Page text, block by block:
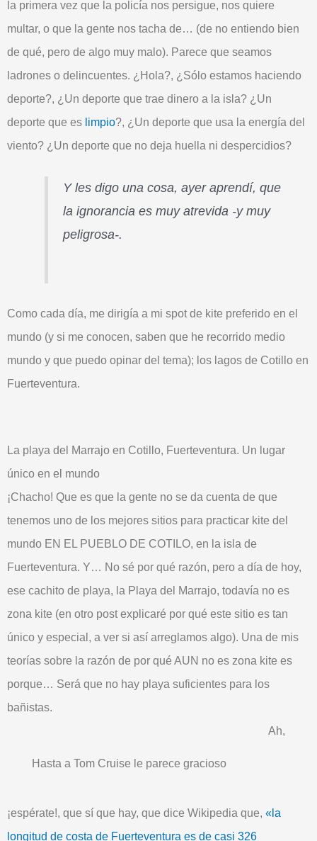
la primera vez que la policía nos persigue, nos quiere
multar, o que la gente nos tacha de… (de no entiendo bien
de qué, pero de algo muy malo). Parece que seamos
ladrones o delincuentes. ¿Hola?, ¿Sólo estamos haciendo
deporte?, ¿Un deporte que trae dinero a la isla? ¿Un
deporte que es limpio?, ¿Un deporte que usa la energía del
viento? ¿Un deporte que no deja huella ni despercidios?
Y les digo una cosa, ayer aprendí, que
la ignorancia es muy atrevida -y muy
peligrosa-.
Como cada día, me dirigía a mi spot de kite preferido en el
mundo (y si me conocen, saben que he recorrido medio
mundo y que puedo opinar del tema); los lagos de Cotillo en
Fuerteventura.
La playa del Marrajo en Cotillo, Fuerteventura. Un lugar
único en el mundo
¡Chacho! Que es que la gente no se da cuenta de que
tenemos uno de los mejores sitios para practicar kite del
mundo EN EL PUEBLO DE COTILO, en la isla de
Fuerteventura. Y… No sé por qué razón, pero a día de hoy,
ese cachito de playa, la Playa del Marrajo, todavía no es
zona kite (en otro post explicaré por qué este sitio es tan
único y especial, a ver si así arreglamos algo). Una de mis
teorías sobre la razón de por qué AUN no es zona kite es
porque… Será que no hay playa suficientes para los
bañistas.
Hasta a Tom Cruise le parece gracioso
Ah,
¡espérate!, que sí que hay, que dice Wikipedia que, « la
longitud de costa de Fuerteventura es de casi 326